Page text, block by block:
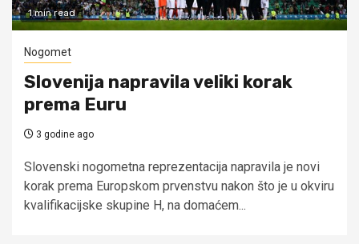
1 min read
Nogomet
Slovenija napravila veliki korak
prema Euru
3 godine ago
Slovenski nogometna reprezentacija napravila je novi
korak prema Europskom prvenstvu nakon što je u okviru
kvalifikacijske skupine H, na domaćem...